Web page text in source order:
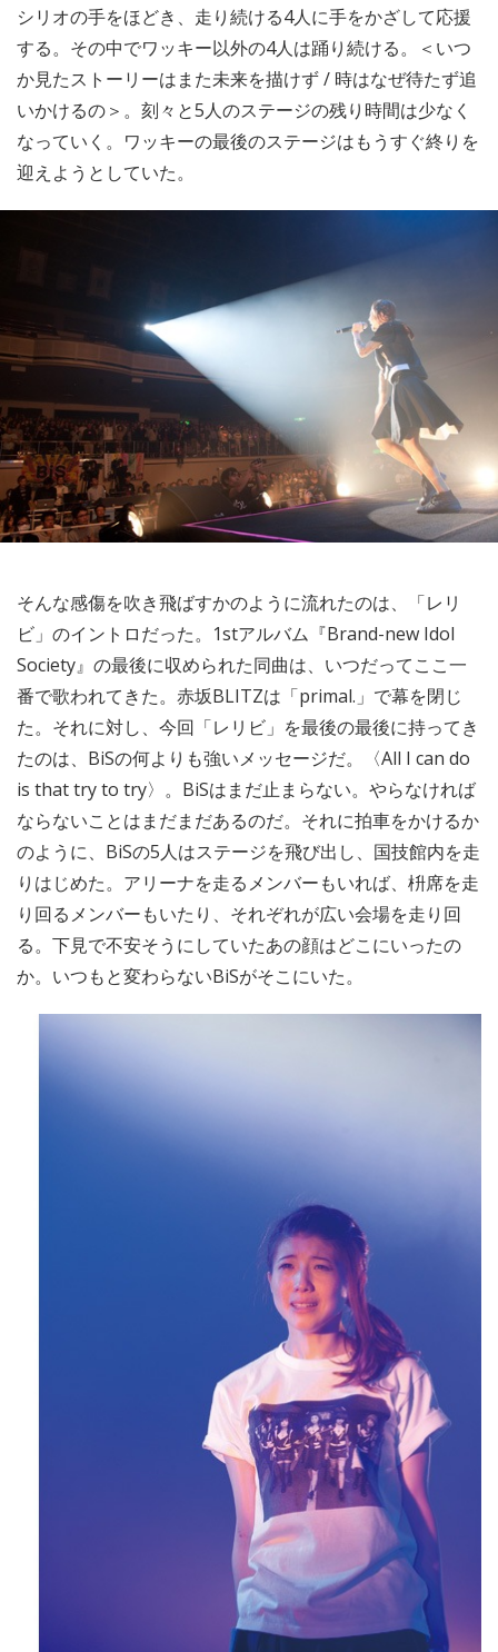
シリオの手をほどき、走り続ける4人に手をかざして応援
する。その中でワッキー以外の4人は踊り続ける。＜いつ
か見たストーリーはまた未来を描けず / 時はなぜ待たず追
いかけるの＞。刻々と5人のステージの残り時間は少なく
なっていく。ワッキーの最後のステージはもうすぐ終りを
迎えようとしていた。
そんな感傷を吹き飛ばすかのように流れたのは、「レリ
ビ」のイントロだった。1stアルバム『Brand-new Idol
Society』の最後に収められた同曲は、いつだってここ一
番で歌われてきた。赤坂BLITZは「primal.」で幕を閉じ
た。それに対し、今回「レリビ」を最後の最後に持ってき
たのは、BiSの何よりも強いメッセージだ。〈All I can do
is that try to try〉。BiSはまだ止まらない。やらなければ
ならないことはまだまだあるのだ。それに拍車をかけるか
のように、BiSの5人はステージを飛び出し、国技館内を走
りはじめた。アリーナを走るメンバーもいれば、枡席を走
り回るメンバーもいたり、それぞれが広い会場を走り回
る。下見で不安そうにしていたあの顔はどこにいったの
か。いつもと変わらないBiSがそこにいた。